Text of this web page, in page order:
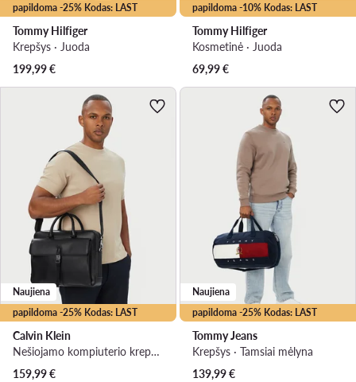
papildoma -25% Kodas: LAST
Tommy Hilfiger
Krepšys · Juoda
199,99€
papildoma -10% Kodas: LAST
Tommy Hilfiger
Kosmetinė · Juoda
69,99€
papildoma -25% Kodas: LAST
Naujiena
Calvin Klein
Nešiojamo kompiuterio krepšys · Juoda
159,99€
papildoma -25% Kodas: LAST
Naujiena
Tommy Jeans
Krepšys · Tamsiai mėlyna
139,99€